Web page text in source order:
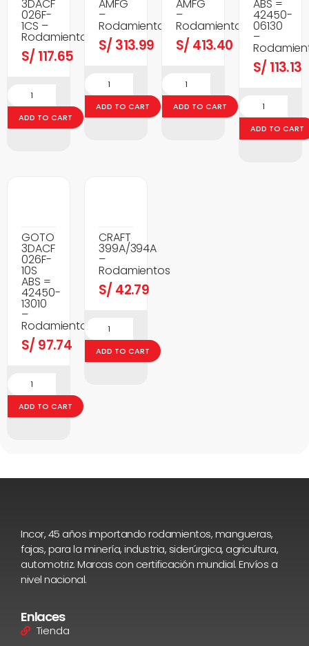
3DACF
026F-
1CS –
Rodamientos
S/ 117.65
ADD TO CART
AMFG
–
Rodamientos
S/ 313.99
ADD TO CART
AMFG
–
Rodamientos
S/ 413.40
ADD TO CART
ABS =
42450-
06130
–
S/ 113.13
ADD TO CART
GOTO
3DACF
026F-
10S
ABS =
42450-
13010
–
Rodamientos
S/ 97.74
ADD TO CART
CRAFT
399A/394A
–
Rodamientos
S/ 42.79
ADD TO CART
Incor, 45 años importando rodamientos, mangueras,
fajas, para la minería, industria, siderúrgica, agricultura,
automotriz. Marcas con certificación mundial. Envíos a
nivel nacional.
Enlaces
Tienda